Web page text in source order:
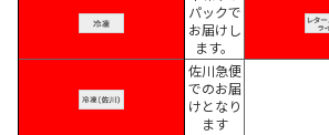
パックで
お届けし
ます。
佐川急便
でのお届
けとなり
ます